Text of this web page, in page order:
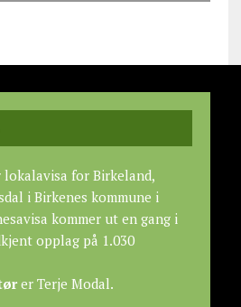
for Birkeland,
i Birkenes kommune i
kommer ut en gang i
opplag på 1.030
er Terje Modal.